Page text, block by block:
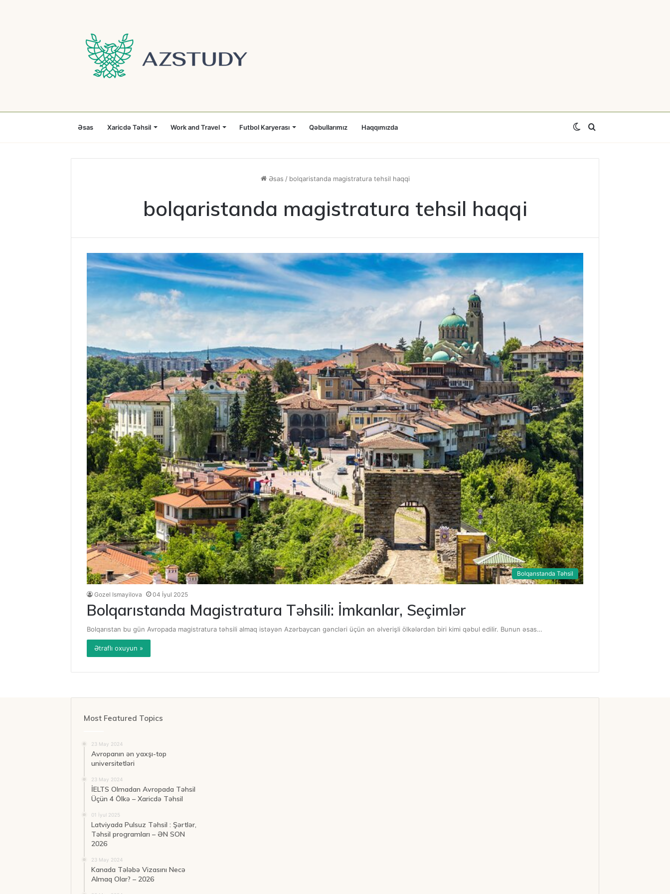
Əsas Xaricdə Təhsil Work and Travel Futbol Karyerası Qəbullarımız Haqqımızda Axtar
Switch
skin
Əsas / bolqaristanda magistratura tehsil haqqi
bolqaristanda magistratura tehsil haqqi
Bolqarıstanda Təhsil
Gozel Ismayilova 04 İyul 2025
Bolqarıstanda Magistratura Təhsili: İmkanlar, Seçimlər
Bolqarıstan bu gün Avropada magistratura təhsili almaq istəyən Azərbaycan gəncləri üçün ən əlverişli ölkələrdən biri kimi qəbul edilir. Bunun əsas…
Ətraflı oxuyun »
Most Featured Topics
23 May 2024
Avropanın ən yaxşı-top
universitetləri
23 May 2024
İELTS Olmadan Avropada Təhsil
Üçün 4 Ölkə – Xaricdə Təhsil
01 İyul 2025
Latviyada Pulsuz Təhsil : Şərtlər,
Təhsil programları – ƏN SON
2026
23 May 2024
Kanada Tələbə Vizasını Necə
Almaq Olar? – 2026